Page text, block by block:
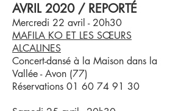
AVRIL 2020 / REPORTÉ
Mercredi 22 avril - 20h30
MAFILA KO ET LES SŒURS
ALCALINES
Concert-dansé à la Maison dans la
Vallée - Avon (77)
Réservations 01 60 74 91 30